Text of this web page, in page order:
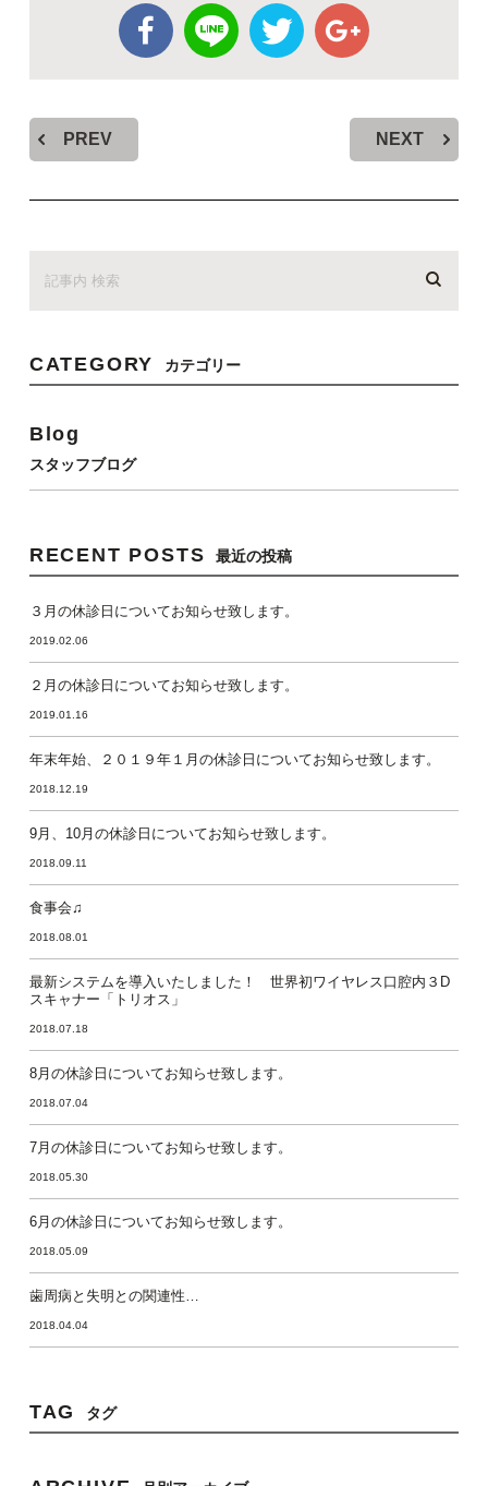
PREV NEXT
CATEGORY カテゴリー
Blog
スタッフブログ
RECENT POSTS 最近の投稿
３月の休診日についてお知らせ致します。
2019.02.06
２月の休診日についてお知らせ致します。
2019.01.16
年末年始、２０１９年１月の休診日についてお知らせ致します。
2018.12.19
9月、10月の休診日についてお知らせ致します。
2018.09.11
食事会♫
2018.08.01
最新システムを導入いたしました！ 世界初ワイヤレス口腔内３D
スキャナー「トリオス」
2018.07.18
8月の休診日についてお知らせ致します。
2018.07.04
7月の休診日についてお知らせ致します。
2018.05.30
6月の休診日についてお知らせ致します。
2018.05.09
歯周病と失明との関連性…
2018.04.04
TAG タグ